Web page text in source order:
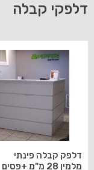
דלפקי קבלה
דלפק קבלה פינתי
מלמין 28 מ"מ +פסים